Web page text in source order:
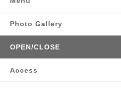
Photo Gallery
OPEN/CLOSE
Access